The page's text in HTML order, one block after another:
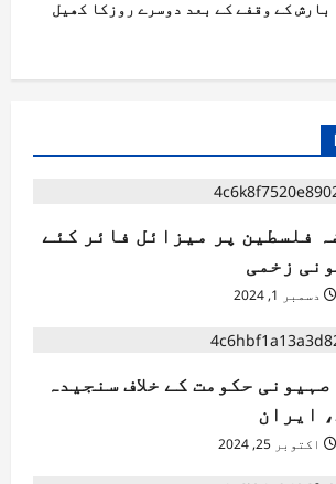
کے وقفے کے بعد دوسرے روزکا کھیل
فلسطین پر میزائل فائر کئے
زخمی
دسمبر 1, 2024
صہیونی حکومت کے خلاف سنجیدہ
ایران
اکتوبر 25, 2024